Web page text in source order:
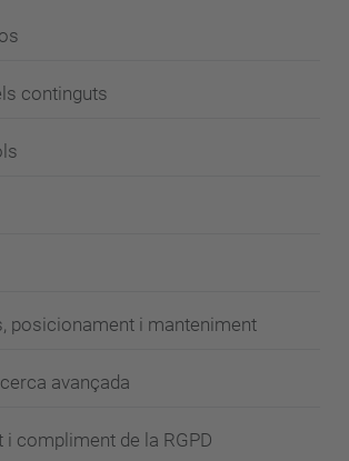
continguts
posicionament i manteniment
avançada
compliment de la RGPD